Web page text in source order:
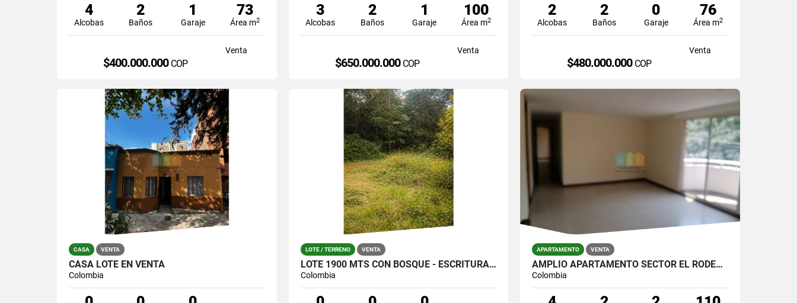
4
Alcobas
2
Baños
1
Garaje
73
Área m2
Venta
$400.000.000 COP
3
Alcobas
2
Baños
1
Garaje
100
Área m2
Venta
$650.000.000 COP
2
Alcobas
2
Baños
0
Garaje
76
Área m2
Venta
$480.000.000 COP
CASA VENTA
CASA LOTE EN VENTA
Colombia
LOTE / TERRENO VENTA
LOTE 1900 MTS CON BOSQUE - ESCRITURA 100% SANTA ELENA (LA CATALANA)
Colombia
APARTAMENTO VENTA
AMPLIO APARTAMENTO SECTOR EL RODEO/LA MOTA
Colombia